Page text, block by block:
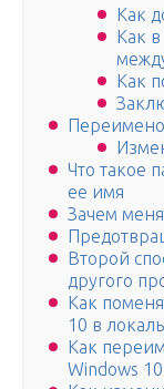
Как
Как
Как
Что такое
ее имя
Зачем
Второй
другого
Как
10 в
Как
Windows